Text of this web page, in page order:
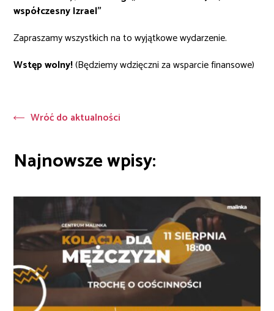
współczesny Izrael”
Zapraszamy wszystkich na to wyjątkowe wydarzenie.
Wstęp wolny!(Będziemy wdzięczni za wsparcie finansowe)
Wróć do aktualności
Najnowsze wpisy: